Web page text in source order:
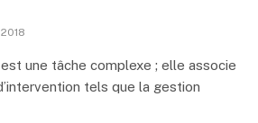
une tâche complexe ; elle associe
tels que la gestion